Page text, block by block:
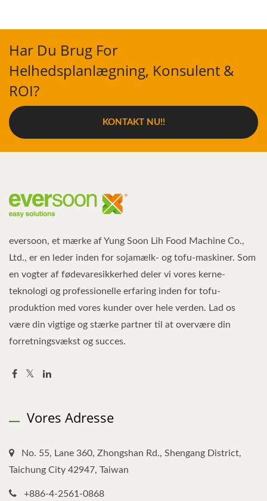
Har Du Brug For
Helhedsplanlægning, Konsulent &
ROI?
KONTAKT NU!!
eversoon, et mærke af Yung Soon Lih Food Machine Co.,
Ltd., er en leder inden for sojamælk- og tofu-maskiner. Som
en vogter af fødevaresikkerhed deler vi vores kerne-
teknologi og professionelle erfaring inden for tofu-
produktion med vores kunder over hele verden. Lad os
være din vigtige og stærke partner til at overvære din
forretningsvækst og succes.
Vores Adresse
No. 55, Lane 360, Zhongshan Rd., Shengang District,
Taichung City 42947, Taiwan
+886-4-2561-0868